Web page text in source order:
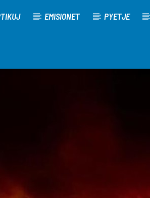
EMISIONET PYETJE